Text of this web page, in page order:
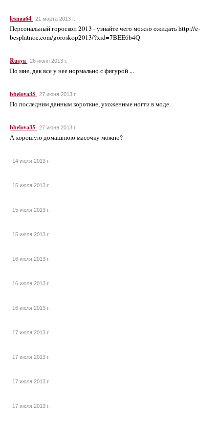
lesnaa64 21 марта 2013 г.
Персональный гороскоп 2013 - узнайте чего можно ожидать http://e-
besplatnoe.com/goroskop2013/?xid=7BEE6b4Q
Rusya 26 июня 2013 г.
По мне, дак все у нее нормально с фигурой ...
bbelova35 27 июня 2013 г.
По последним данным короткие, ухоженные ногти в моде.
bbelova35 27 июня 2013 г.
А хорошую домашнюю масочку можно?
14 июля 2013 г.
15 июля 2013 г.
15 июля 2013 г.
15 июля 2013 г.
16 июля 2013 г.
16 июля 2013 г.
16 июля 2013 г.
17 июля 2013 г.
17 июля 2013 г.
17 июля 2013 г.
17 июля 2013 г.